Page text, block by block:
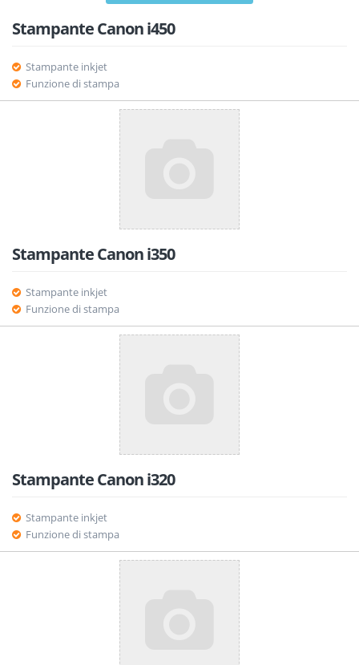
Stampante Canon i450
Stampante inkjet
Funzione di stampa
Stampante Canon i350
Stampante inkjet
Funzione di stampa
Stampante Canon i320
Stampante inkjet
Funzione di stampa